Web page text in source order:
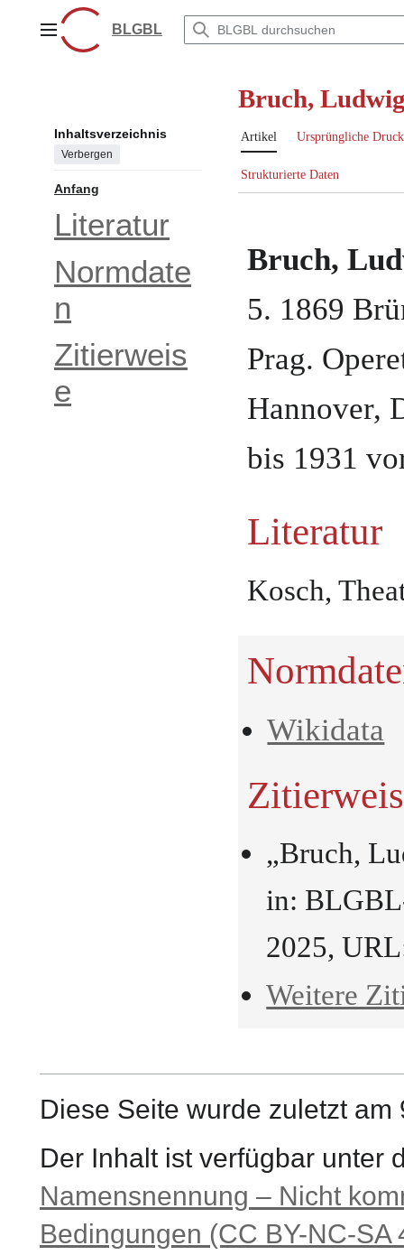
springenHauptmenüBLGBL
Inhaltsverzeichnis
Verbergen
Anfang
Literatur
Normdate
n
Zitierweis
e
Bruch,
Artikel Ursprüngliche
Strukturierte Daten
Bruch,
5. 1869
Prag.
Hannover,
bis 1931
Literatur
Kosch,
Wikidata
„Bruch,
in:
2025,
Weitere
Diese Seite wurde zuletzt
Der Inhalt ist verfügbar unter
Namensnennung – Nicht
Bedingungen (CC BY-NC-SA